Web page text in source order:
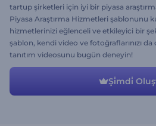
tartup şirketleri için iyi bir piyasa
Piyasa Araştırma Hizmetleri şablonunu
hizmetlerinizi eğlenceli ve etkileyici bir
şablon, kendi video ve fotoğraflarınızı
tanıtım videosunu bugün deneyin!
Şi̇mdi̇